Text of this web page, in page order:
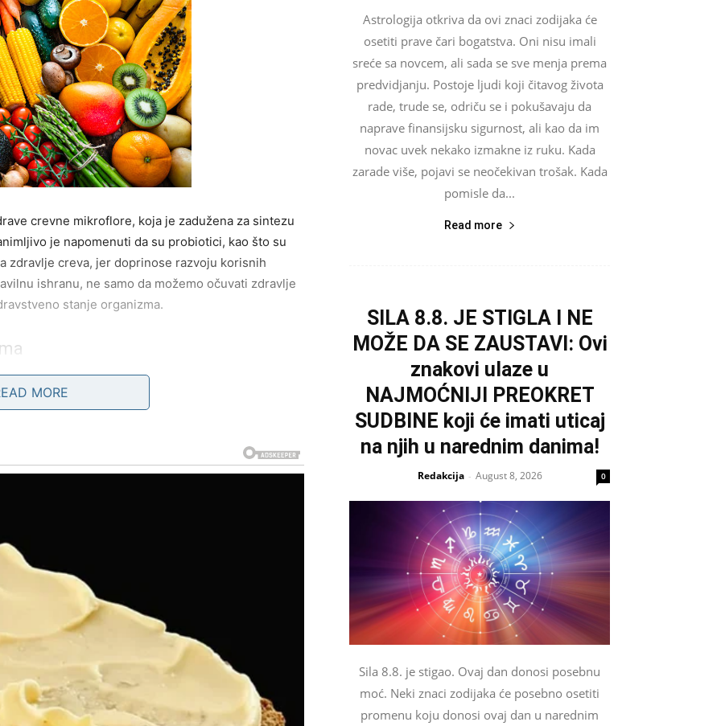
crevne mikroflore, koja je zadužena za sintezu
je napomenuti da su probiotici, kao što su
zdravlje creva, jer doprinose razvoju korisnih
ishranu, ne samo da možemo očuvati zdravlje
stanje organizma.
različite organe, svaki sa svojom specifičnom
više faza, počevši od usta, preko jednjaka i
od njih igra važnu ulogu u razlaganju hrane i
se hrana meša sa žuči i pankreasnim
MORE
Astrologija otkriva da ovi znaci zodijaka će
osetiti prave čari bogatstva. Oni nisu imali
sreće sa novcem, ali sada se sve menja prema
predvidjanju. Postoje ljudi koji čitavog života
rade, trude se, odriču se i pokušavaju da
naprave finansijsku sigurnost, ali kao da im
novac uvek nekako izmakne iz ruku. Kada
zarade više, pojavi se neočekivan trošak. Kada
pomisle da...
Read more
SILA 8.8. JE STIGLA I NE
MOŽE DA SE ZAUSTAVI: Ovi
znakovi ulaze u
NAJMOĆNIJI PREOKRET
SUDBINE koji će imati uticaj
na njih u narednim danima!
Redakcija - August 8, 2026 0
Sila 8.8. je stigao. Ovaj dan donosi posebnu
moć. Neki znaci zodijaka će posebno osetiti
promenu koju donosi ovaj dan u narednim